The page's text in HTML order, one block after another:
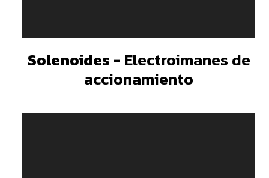
Solenoides - Electroimanes de
accionamiento